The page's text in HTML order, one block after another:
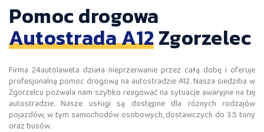
Pomoc drogowa
Autostrada A12Zgorzelec
Firma 24autolaweta działa nieprzerwanie przez całą dobę i oferuje
profesjonalną pomoc drogową na autostradzie A12. Nasza siedziba w
Zgorzelcu pozwala nam szybko reagować na sytuacje awaryjne na tej
autostradzie. Nasze usługi są dostępne dla różnych rodzajów
pojazdów, w tym samochodów osobowych, dostawczych do 3.5 tony
oraz busów.